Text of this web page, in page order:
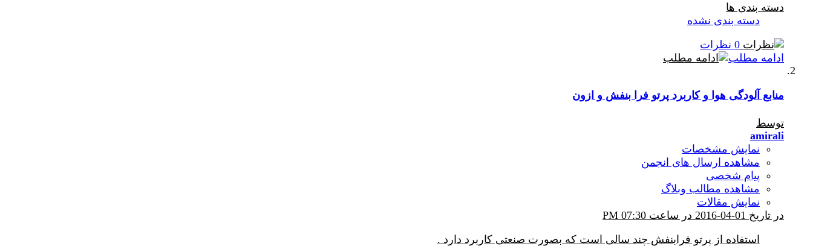
دسته بندی ها
دسته بندی نشده
0 نظرات
ادامه مطلب
منابع آلودگی هوا و کاربرد پرتو فرا بنفش و ازون
توسط
amirali
نمایش مشخصات
مشاهده ارسال های انجمن
پیام شخصی
مشاهده مطالب وبلاگ
نمایش مقالات
در تاریخ 01-04-2016 در ساعت 07:30 PM
استفاده از پرتو فرابنفش چند سالی است که بصورت صنعتی کاربرد دارد .